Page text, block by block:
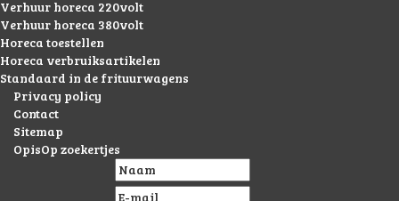
Verhuur horeca 220volt
Verhuur horeca 380volt
Horeca toestellen
Horeca verbruiksartikelen
Standaard in de frituurwagens
Privacy policy
Contact
Sitemap
OpisOp zoekertjes